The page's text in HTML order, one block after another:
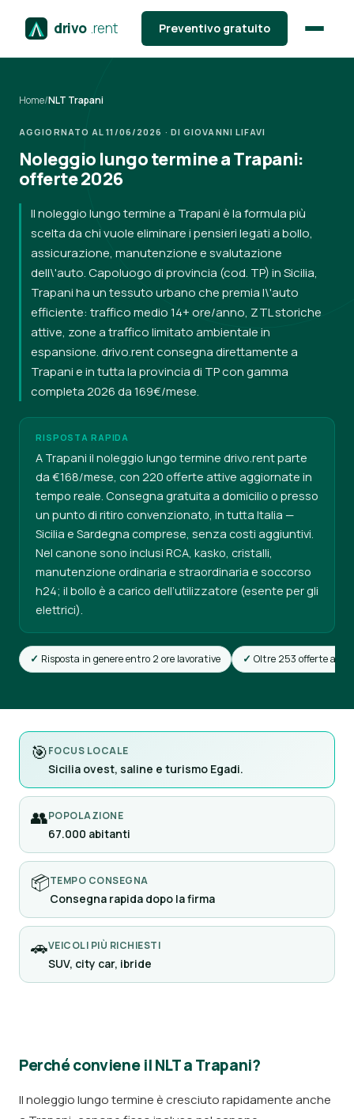
drivo .rent Preventivo gratuito
Home/NLT Trapani
AGGIORNATO AL 11/06/2026 · DI GIOVANNI LIFAVI
Noleggio lungo termine a Trapani:
offerte 2026
Il noleggio lungo termine a Trapani è la formula più
scelta da chi vuole eliminare i pensieri legati a bollo,
assicurazione, manutenzione e svalutazione
dell\'auto. Capoluogo di provincia (cod. TP) in Sicilia,
Trapani ha un tessuto urbano che premia l\'auto
efficiente: traffico medio 14+ ore/anno, ZTL storiche
attive, zone a traffico limitato ambientale in
espansione. drivo.rent consegna direttamente a
Trapani e in tutta la provincia di TP con gamma
completa 2026 da 169€/mese.
RISPOSTA RAPIDA
A Trapani il noleggio lungo termine drivo.rent parte
da €168/mese, con 220 offerte attive aggiornate in
tempo reale. Consegna gratuita a domicilio o presso
un punto di ritiro convenzionato, in tutta Italia —
Sicilia e Sardegna comprese, senza costi aggiuntivi.
Nel canone sono inclusi RCA, kasko, cristalli,
manutenzione ordinaria e straordinaria e soccorso
h24; il bollo è a carico dell’utilizzatore (esente per gli
elettrici).
Risposta in genere entro 2 ore lavorative Oltre 253 offerte attive
🎯FOCUS LOCALE
Sicilia ovest, saline e turismo Egadi.
👥POPOLAZIONE
67.000 abitanti
📦TEMPO CONSEGNA
Consegna rapida dopo la firma
🚗VEICOLI PIÙ RICHIESTI
SUV, city car, ibride
Perché conviene il NLT a Trapani?
Il noleggio lungo termine è cresciuto rapidamente anche